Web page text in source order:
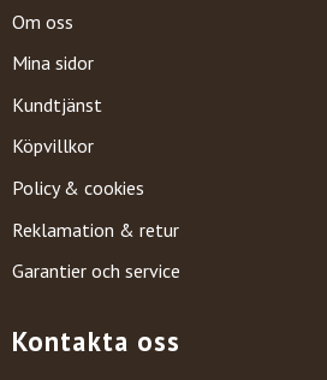
Om oss
Mina sidor
Kundtjänst
Köpvillkor
Policy & cookies
Reklamation & retur
Garantier och service
Kontakta oss